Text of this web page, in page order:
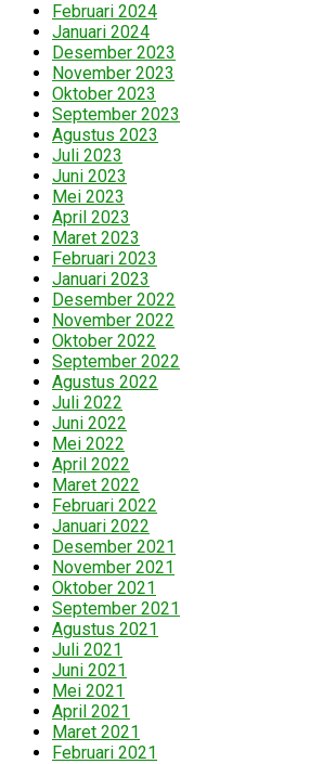
Februari 2024
Januari 2024
Desember 2023
November 2023
Oktober 2023
September 2023
Agustus 2023
Juli 2023
Juni 2023
Mei 2023
April 2023
Maret 2023
Februari 2023
Januari 2023
Desember 2022
November 2022
Oktober 2022
September 2022
Agustus 2022
Juli 2022
Juni 2022
Mei 2022
April 2022
Maret 2022
Februari 2022
Januari 2022
Desember 2021
November 2021
Oktober 2021
September 2021
Agustus 2021
Juli 2021
Juni 2021
Mei 2021
April 2021
Maret 2021
Februari 2021